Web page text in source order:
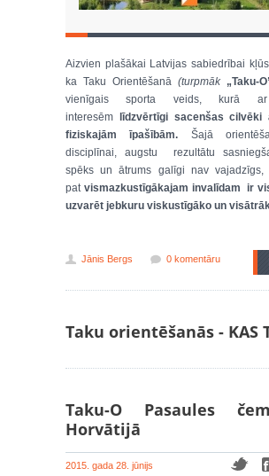
Aizvien plašākai Latvijas sabiedrībai
ka Taku Orientēšanā (turpmāk „Taku-
vienīgais sporta veids, kurā ar
interesēm
līdzvērtīgi sacenšas cilvēki
fiziskajām īpašībām. Šajā
disciplīnai, augstu rezultātu
spēks un ātrums galīgi nav
pat vismazkustīgākajam invalīdam ir
uzvarēt jebkuru viskustīgāko un
Jānis Bergs 0 komentāru
Taku orientēšanās - KAS
Taku-O Pasaules
Horvātijā
2015. gada 28. jūnijs